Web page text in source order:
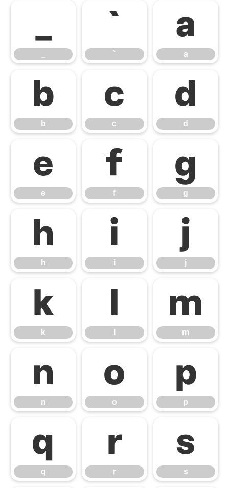
_ `
`
a
a
b
b
c
c
d
d
e
e
f
f
g
g
h
h
i
i
j
j
k
k
l m
m
n
n
o
o
p
p
q
q
r
r
s
s